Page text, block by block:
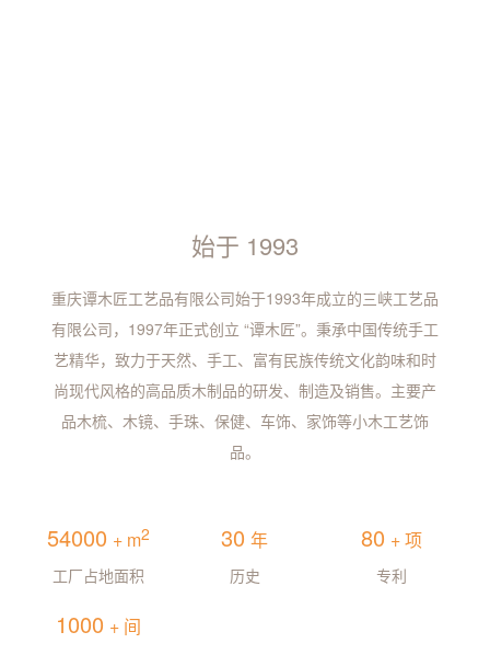
始于 1993
重庆谭木匠工艺品有限公司始于1993年成立的三峡工艺品
有限公司，1997年正式创立 “谭木匠”。秉承中国传统手工
艺精华，致力于天然、手工、富有民族传统文化韵味和时
尚现代风格的高品质木制品的研发、制造及销售。主要产
品木梳、木镜、手珠、保健、车饰、家饰等小木工艺饰
品。
54000 + m2
工厂占地面积
30 年
历史
80 + 项
专利
1000 + 间